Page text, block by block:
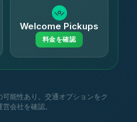
Welcome Pickups
料金を確認
能性あり。交通オプションをク
会社を確認。